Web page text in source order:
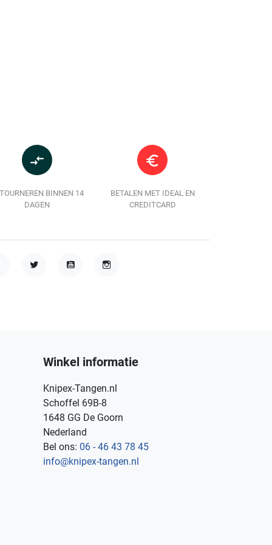
compare_arrows
BINNEN 14
DAGEN
euro_symbol
BETALEN MET IDEAL EN
CREDITCARD
Winkel informatie
Knipex-Tangen.nl
Schoffel 69B-8
1648 GG De Goorn
Nederland
Bel ons: 06 - 46 43 78 45
info@knipex-tangen.nl